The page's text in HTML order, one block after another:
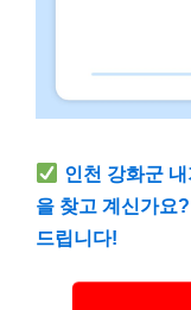
인천 강화군
을 찾고 계신가요
드립니다!